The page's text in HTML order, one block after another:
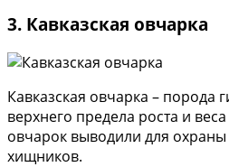
3. Кавказская овчарка
Кавказская овчарка – порода
верхнего предела роста и
овчарок выводили для охраны
хищников.